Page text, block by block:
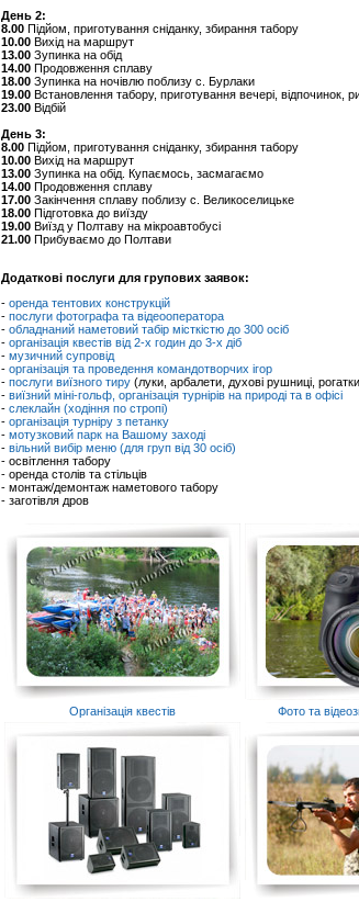
День 2:
8.00Підйом, приготування сніданку, збирання табору
10.00Вихід на маршрут
13.00Зупинка на обід
14.00Продовження сплаву
18.00Зупинка на ночівлю поблизу с. Бурлаки
19.00Встановлення табору, приготування вечері, відпочинок,
23.00Відбій
День 3:
8.00Підйом, приготування сніданку, збирання табору
10.00Вихід на маршрут
13.00Зупинка на обід. Купаємось, засмагаємо
14.00Продовження сплаву
17.00Закінчення сплаву поблизу с. Великоселицьке
18.00 Підготовка до виїзду
19.00Виїзд у Полтаву на мікроавтобусі
21.00Прибуваємо до Полтави
Додаткові послуги для групових заявок:
- оренда тентових конструкцій
- послуги фотографа та відеооператора
- обладнаний наметовий табір місткістю до 300 осіб
- організація квестів від 2-х годин до 3-х діб
- музичний супровід
- організація та проведення командотворчих ігор
- послуги виїзного тиру(луки, арбалети, духові рушниці,
- виїзний міні-гольф, організація турнірів на природі та в офісі
- слеклайн (ходіння по стропі)
- організація турніру з петанку
- мотузковий парк на Вашому заході
- вільний вибір меню (для груп від 30 осіб)
- освітлення табору
- оренда столів та стільців
- монтаж/демонтаж наметового табору
- заготівля дров
Організація квестів Фото та